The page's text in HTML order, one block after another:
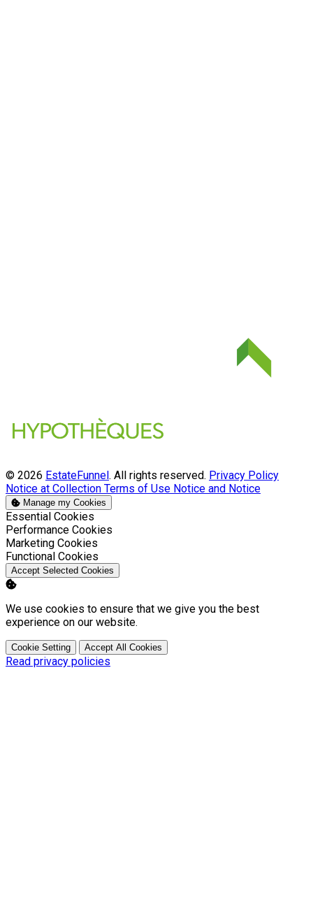
© 2026 EstateFunnel . All rights reserved. Privacy Policy
Notice at Collection Terms of Use Notice and Notice
Manage my Cookies
Enable
Essential Cookies
Enable
Performance Cookies
Enable
Marketing Cookies
Enable
Functional Cookies
Accept Selected Cookies
We use cookies to ensure that we give you the best
experience on our website.
Cookie Setting Accept All Cookies
Read privacy policies